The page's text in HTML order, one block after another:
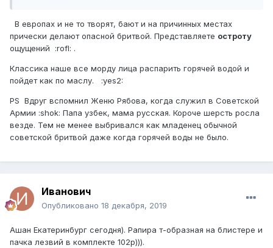
В европах и не то творят, бают и на причинных местах
прически делают опасной бритвой. Представляете остроту
ощущений :rofl: .
Классика наше все морду лица распарить горячей водой и
пойдет как по маслу. :yes2:
PS Вдруг вспомнил Женю Рябова, когда служил в Советской
Армии :shok: Папа узбек, мама русская. Короче шерсть росла
везде. Тем не менее выбривался как младенец обычной
советской бритвой даже когда горячей воды не было.
Иванович
Опубликовано 18 декабря, 2019
Ашан Екатеринбург сегодня). Рапира т-образная на блистере и
пачка лезвий в комплекте 102р))).